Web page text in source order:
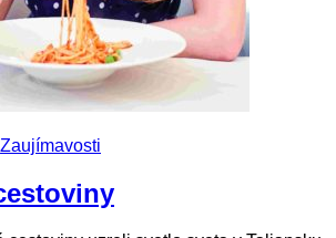
Zaujímavosti